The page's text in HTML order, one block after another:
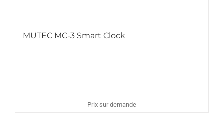
MUTEC MC-3 Smart Clock
Prix sur demande